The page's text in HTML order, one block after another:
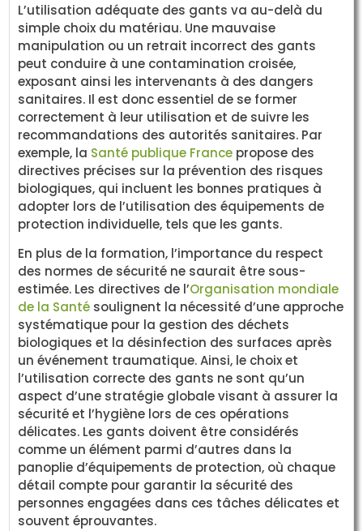
L’utilisation adéquate des gants va au-delà du
simple choix du matériau. Une mauvaise
manipulation ou un retrait incorrect des gants
peut conduire à une contamination croisée,
exposant ainsi les intervenants à des dangers
sanitaires. Il est donc essentiel de se former
correctement à leur utilisation et de suivre les
recommandations des autorités sanitaires. Par
exemple, la Santé publique France propose des
directives précises sur la prévention des risques
biologiques, qui incluent les bonnes pratiques à
adopter lors de l’utilisation des équipements de
protection individuelle, tels que les gants.
En plus de la formation, l’importance du respect
des normes de sécurité ne saurait être sous-
estimée. Les directives de l’Organisation mondiale
de la Santé soulignent la nécessité d’une approche
systématique pour la gestion des déchets
biologiques et la désinfection des surfaces après
un événement traumatique. Ainsi, le choix et
l’utilisation correcte des gants ne sont qu’un
aspect d’une stratégie globale visant à assurer la
sécurité et l’hygiène lors de ces opérations
délicates. Les gants doivent être considérés
comme un élément parmi d’autres dans la
panoplie d’équipements de protection, où chaque
détail compte pour garantir la sécurité des
personnes engagées dans ces tâches délicates et
souvent éprouvantes.